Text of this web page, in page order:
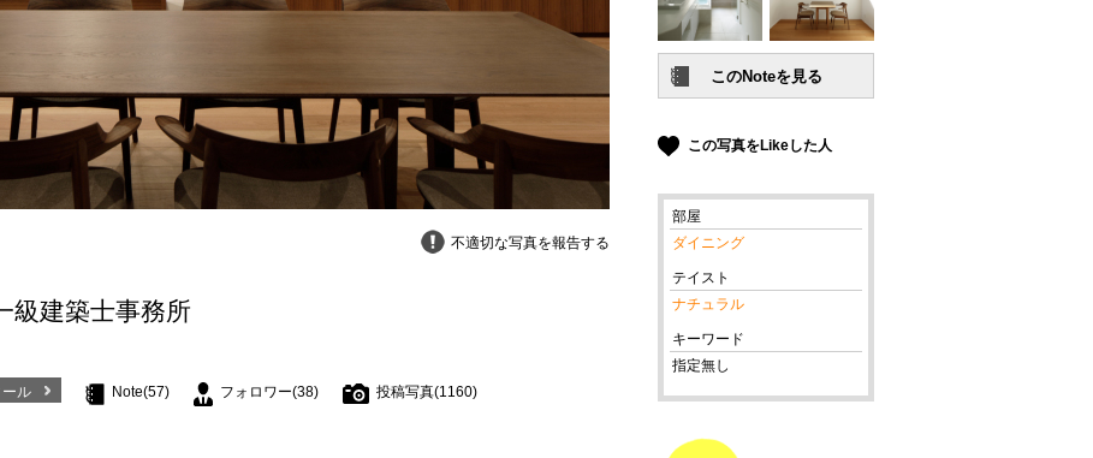
不適切な写真を報告する
級建築士事務所
ール Note(57) フォロワー(38) 投稿写真(1160)
この写真をLikeした人
部屋
ダイニング
テイスト
ナチュラル
キーワード
指定無し